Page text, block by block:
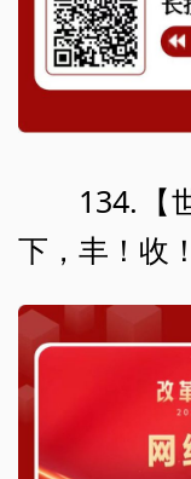
134.【
下，丰！收